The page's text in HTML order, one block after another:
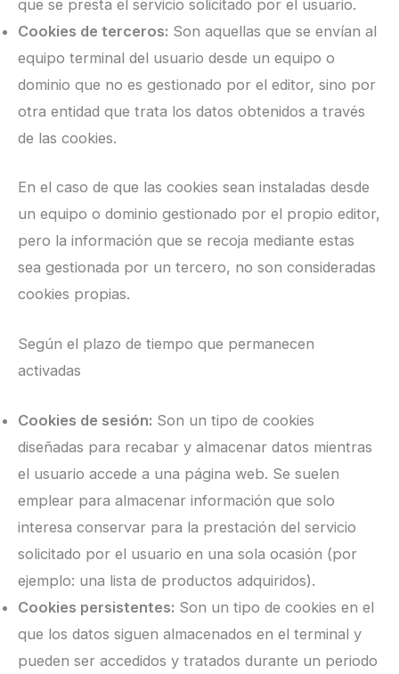
que se presta el servicio solicitado por el usuario.
Cookies de terceros: Son aquellas que se envían al
equipo terminal del usuario desde un equipo o
dominio que no es gestionado por el editor, sino por
otra entidad que trata los datos obtenidos a través
de las cookies.
En el caso de que las cookies sean instaladas desde
un equipo o dominio gestionado por el propio editor,
pero la información que se recoja mediante estas
sea gestionada por un tercero, no son consideradas
cookies propias.
Según el plazo de tiempo que permanecen
activadas
Cookies de sesión: Son un tipo de cookies
diseñadas para recabar y almacenar datos mientras
el usuario accede a una página web. Se suelen
emplear para almacenar información que solo
interesa conservar para la prestación del servicio
solicitado por el usuario en una sola ocasión (por
ejemplo: una lista de productos adquiridos).
Cookies persistentes: Son un tipo de cookies en el
que los datos siguen almacenados en el terminal y
pueden ser accedidos y tratados durante un periodo